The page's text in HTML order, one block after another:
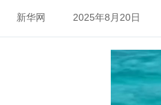
新华网 2025年8月20日